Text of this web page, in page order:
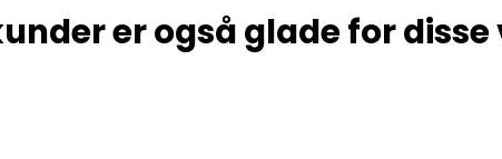
er også glade for